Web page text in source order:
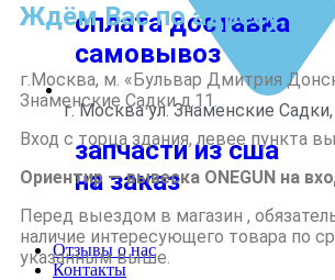
г. Москва ул. Знаменские Садки,
оплата доставка
самовывоз
запчасти из сша
на заказ
Отзывы о нас
Контакты
Ждём Вас по адресу:
г.Москва, м. «Бульвар Дмитрия
Знаменские Садки д.11.
Вход с торца здания, левее пункта
Ориентир — вывеска ONEGUN на
Перед выездом в магазин ,
наличие интересующего товара по
указанным выше.